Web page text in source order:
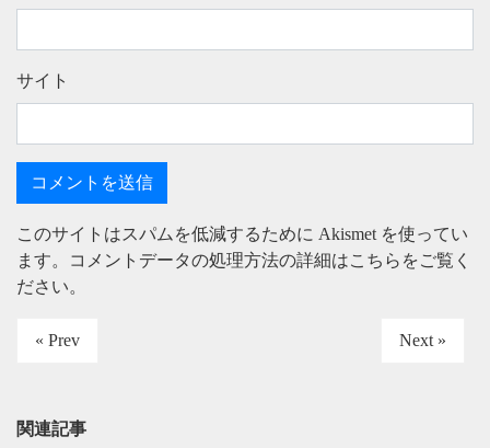
サイト
このサイトはスパムを低減するために Akismet を使ってい
ます。
コメントデータの処理方法の詳細はこちらをご覧く
ださい。
« Prev Next »
関連記事